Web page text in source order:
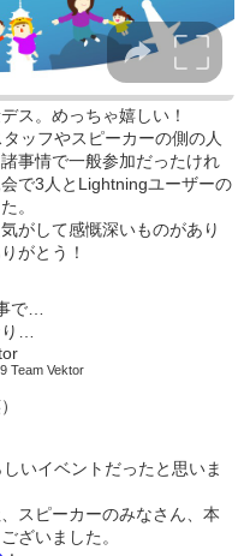
ス。めっちゃ嬉しい！
ッフやスピーカーの側の人
事情で一般参加だったけれ
で3人とLightningユーザーの
。
がして感慨深いものがあり
がとう！
で…
り…
Team Vektor
いイベントだったと思いま
スピーカーのみなさん、本
ざいました。